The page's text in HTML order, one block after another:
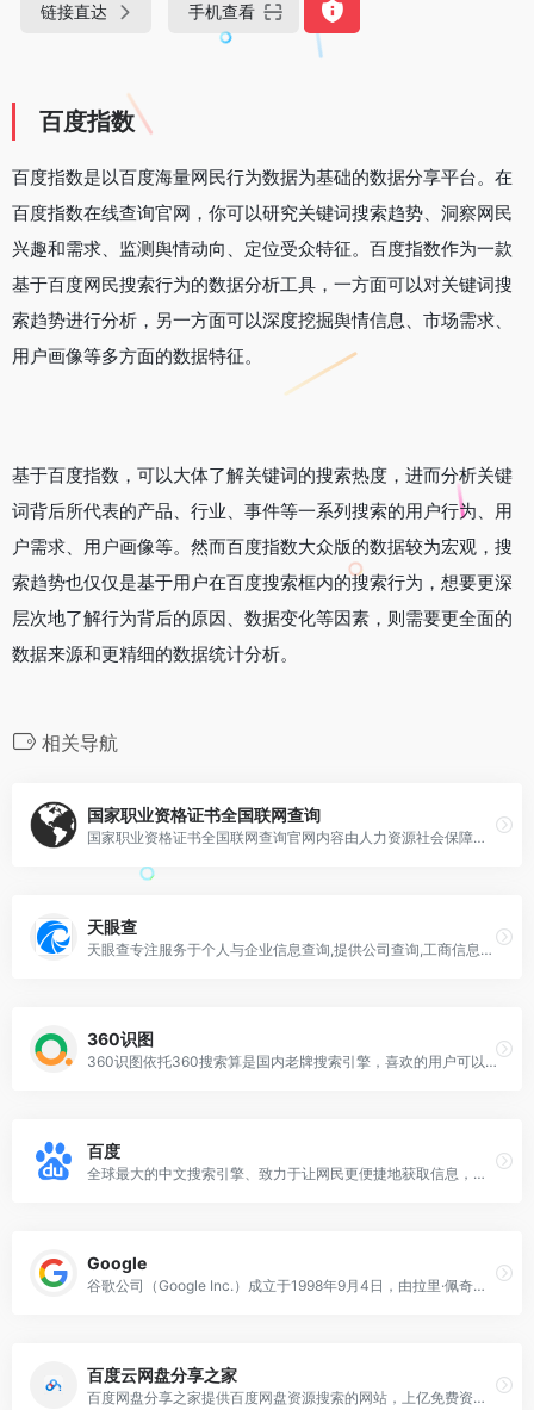
链接直达 手机查看
百度指数
百度指数是以百度海量网民行为数据为基础的数据分享平台。在
百度指数在线查询官网，你可以研究关键词搜索趋势、洞察网民
兴趣和需求、监测舆情动向、定位受众特征。百度指数作为一款
基于百度网民搜索行为的数据分析工具，一方面可以对关键词搜
索趋势进行分析，另一方面可以深度挖掘舆情信息、市场需求、
用户画像等多方面的数据特征。
基于百度指数，可以大体了解关键词的搜索热度，进而分析关键
词背后所代表的产品、行业、事件等一系列搜索的用户行为、用
户需求、用户画像等。然而百度指数大众版的数据较为宏观，搜
索趋势也仅仅是基于用户在百度搜索框内的搜索行为，想要更深
层次地了解行为背后的原因、数据变化等因素，则需要更全面的
数据来源和更精细的数据统计分析。
相关导航
国家职业资格证书全国联网查询
国家职业资格证书全国联网查询官网内容由人力资源社会保障部和地方各级人力资源社会保障厅（局）提供，官网查询内容涵盖全国各省市、各行业、各央企颁发的证书。如人力资源管理
天眼查
天眼查专注服务于个人与企业信息查询,提供公司查询,工商信息查询,企业查询,工商查询,企业信用信息查询等相关信息,可快速了解企业信息,企业工商信息,企业信用信息等企业
360识图
360识图依托360搜索算是国内老牌搜索引擎，喜欢的用户可以尝试一下，进入360识图官网，将复制的图片地址粘贴到搜索栏，或者点击上传图片，搜索完成，就会弹出所需要的人物信息或者图
百度
全球最大的中文搜索引擎、致力于让网民更便捷地获取信息，找到所求。百度超过千亿的中文网页数据库，可以瞬间找到相关的搜索结果。
Google
谷歌公司（Google Inc.）成立于1998年9月4日，由拉里·佩奇和谢尔盖·布林共同创建，被公认为全球最大的搜索引擎公司。业务包括互联网搜索、云计算、广告技术等
百度云网盘分享之家
百度网盘分享之家提供百度网盘资源搜索的网站，上亿免费资源分享平台。百度云搜索，云网盘之家(https://wowenda.com/)仅提供百度网盘资源搜索,支持百度网盘,